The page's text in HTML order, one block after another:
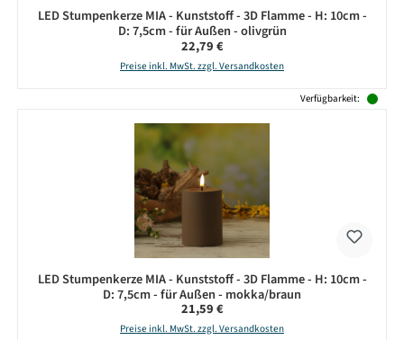
LED Stumpenkerze MIA - Kunststoff - 3D Flamme - H: 10cm -
D: 7,5cm - für Außen - olivgrün
Regulärer Preis:
22,79 €
Preise inkl. MwSt. zzgl. Versandkosten
Verfügbarkeit:
LED Stumpenkerze MIA - Kunststoff - 3D Flamme - H: 10cm -
D: 7,5cm - für Außen - mokka/braun
Regulärer Preis:
21,59 €
Preise inkl. MwSt. zzgl. Versandkosten